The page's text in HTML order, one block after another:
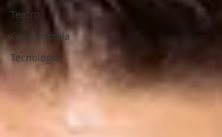
Teatro
Gastronomía
Tecnología